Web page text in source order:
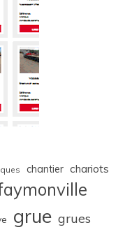
chantier chariots
grue grues